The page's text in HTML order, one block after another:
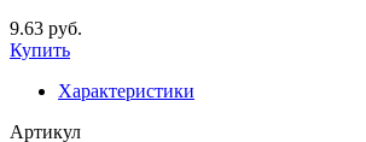
9.63 руб.
Купить
Характеристики
Артикул